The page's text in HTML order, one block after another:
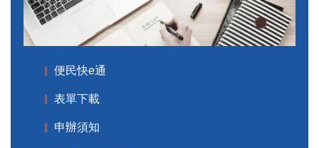
便民快e通
表單下載
申辦須知